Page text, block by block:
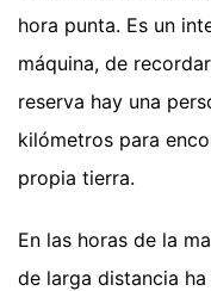
hora punta. Es un
máquina, de
reserva hay una
kilómetros para
propia tierra.
En las horas de la
de larga distancia